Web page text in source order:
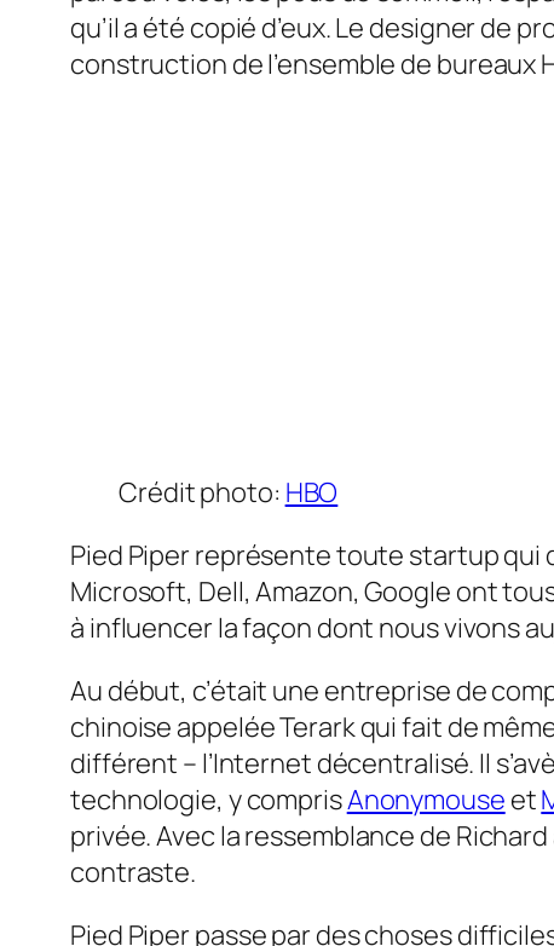
qu’il a été copié d’eux. Le designer de
construction de l’ensemble de bureaux
Crédit photo: HBO
Pied Piper représente toute startup qui
Microsoft, Dell, Amazon, Google ont
à influencer la façon dont nous vivons
Au début, c’était une entreprise de
chinoise appelée Terark qui fait de
différent – l’Internet décentralisé. Il
technologie, y comprisAnonymouse et
privée. Avec la ressemblance de
contraste.
Pied Piper passe par des choses